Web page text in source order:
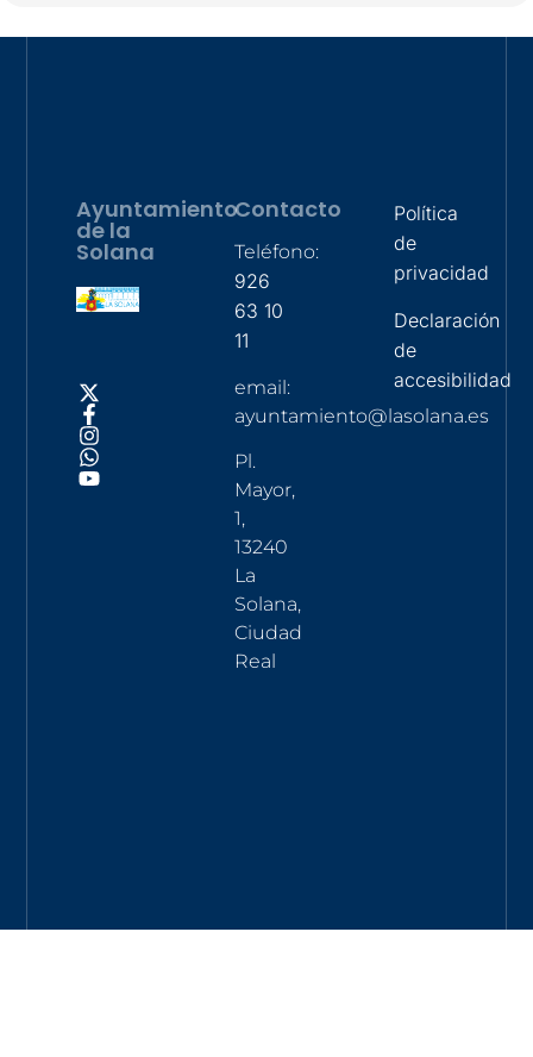
Ayuntamiento
de la
Solana
Contacto
Teléfono:
926
63 10
11
email:
ayuntamiento@lasolana.es
Pl.
Mayor,
1,
13240
La
Solana,
Ciudad
Real
Política
de
privacidad
Declaración
de
accesibilidad